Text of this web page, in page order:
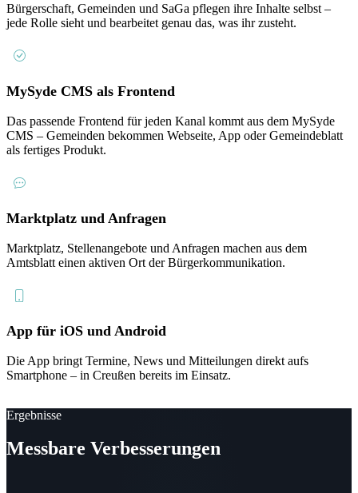
Bürgerschaft, Gemeinden und SaGa pflegen ihre Inhalte selbst –
jede Rolle sieht und bearbeitet genau das, was ihr zusteht.
MySyde CMS als Frontend
Das passende Frontend für jeden Kanal kommt aus dem MySyde
CMS – Gemeinden bekommen Webseite, App oder Gemeindeblatt
als fertiges Produkt.
Marktplatz und Anfragen
Marktplatz, Stellenangebote und Anfragen machen aus dem
Amtsblatt einen aktiven Ort der Bürgerkommunikation.
App für iOS und Android
Die App bringt Termine, News und Mitteilungen direkt aufs
Smartphone – in Creußen bereits im Einsatz.
Ergebnisse
Messbare Verbesserungen